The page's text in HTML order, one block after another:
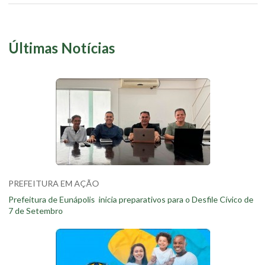
Últimas Notícias
PREFEITURA EM AÇÃO
Prefeitura de Eunápolis inicia preparativos para o Desfile Cívico de
7 de Setembro